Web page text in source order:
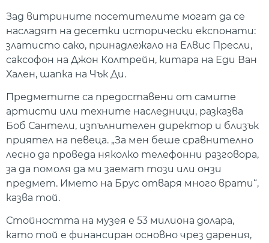
Зад витрините посетителите могат да се
насладят на десетки исторически експонати:
златисто сако, принадлежало на Елвис Пресли,
саксофон на Джон Колтрейн, китара на Еди Ван
Хален, шапка на Чък Ди.
Предметите са предоставени от самите
артисти или техните наследници, разказва
Боб Сантели, изпълнителен директор и близък
приятел на певеца. „За мен беше сравнително
лесно да проведа няколко телефонни разговора,
за да помоля да ми заемат този или онзи
предмет. Името на Брус отваря много врати“,
казва той.
Стойността на музея е 53 милиона долара,
като той е финансиран основно чрез дарения,